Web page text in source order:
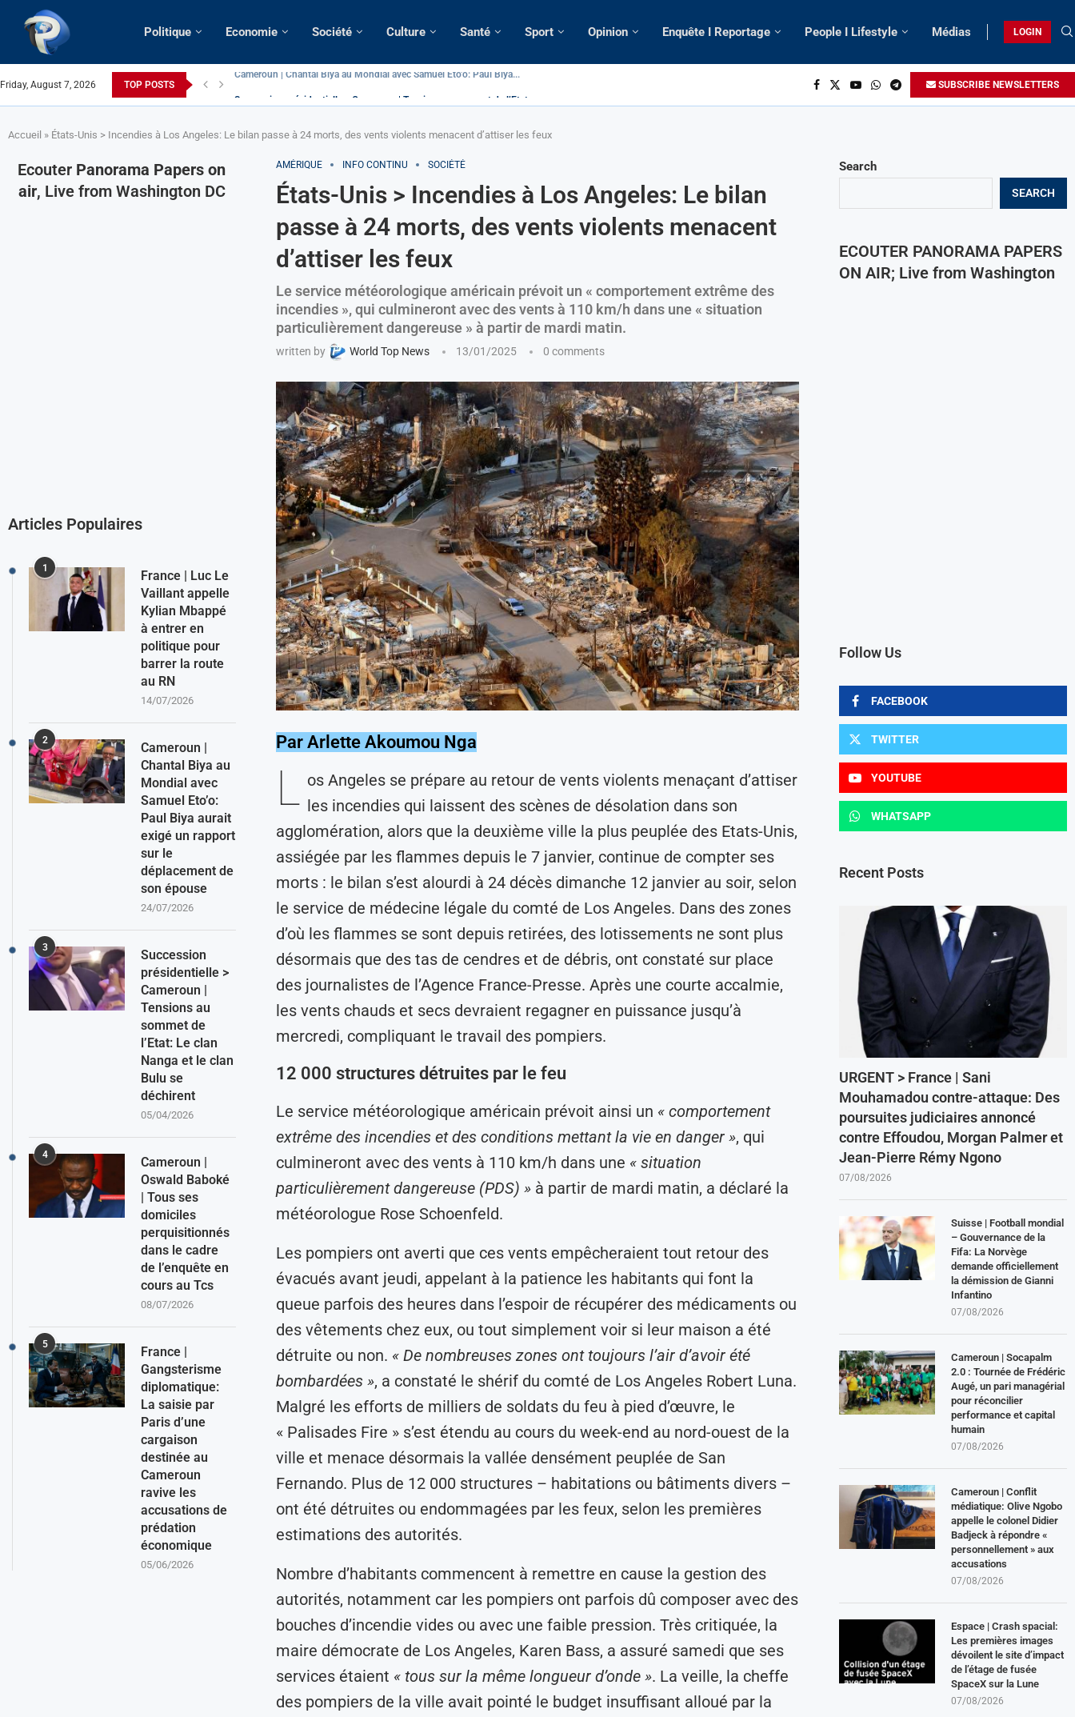
Politique Economie Société Culture Santé Sport Opinion Enquête I Reportage People I Lifestyle Médias LOGIN
Friday, August 7, 2026 TOP POSTS SUBSCRIBE NEWSLETTERS
Accueil » États-Unis > Incendies à Los Angeles: Le bilan passe à 24 morts, des vents violents menacent d’attiser les feux
AMÉRIQUE INFO CONTINU SOCIÉTÉ
États-Unis > Incendies à Los Angeles: Le bilan
passe à 24 morts, des vents violents menacent
d’attiser les feux
Le service météorologique américain prévoit un « comportement extrême des
incendies », qui culmineront avec des vents à 110 km/h dans une « situation
particulièrement dangereuse » à partir de mardi matin.
written by World Top News 13/01/2025 0 comments
Par Arlette Akoumou Nga
L os Angeles se prépare au retour de vents violents menaçant d’attiser
les incendies qui laissent des scènes de désolation dans son
agglomération, alors que la deuxième ville la plus peuplée des Etats-Unis,
assiégée par les flammes depuis le 7 janvier, continue de compter ses
morts : le bilan s’est alourdi à 24 décès dimanche 12 janvier au soir, selon
le service de médecine légale du comté de Los Angeles. Dans des zones
d’où les flammes se sont depuis retirées, des lotissements ne sont plus
désormais que des tas de cendres et de débris, ont constaté sur place
des journalistes de l’Agence France-Presse. Après une courte accalmie,
les vents chauds et secs devraient regagner en puissance jusqu’à
mercredi, compliquant le travail des pompiers.
12 000 structures détruites par le feu
Le service météorologique américain prévoit ainsi un « comportement
extrême des incendies et des conditions mettant la vie en danger », qui
culmineront avec des vents à 110 km/h dans une « situation
particulièrement dangereuse (PDS) »à partir de mardi matin, a déclaré la
météorologue Rose Schoenfeld.
Les pompiers ont averti que ces vents empêcheraient tout retour des
évacués avant jeudi, appelant à la patience les habitants qui font la
queue parfois des heures dans l’espoir de récupérer des médicaments ou
des vêtements chez eux, ou tout simplement voir si leur maison a été
détruite ou non. « De nombreuses zones ont toujours l’air d’avoir été
bombardées », a constaté le shérif du comté de Los Angeles Robert Luna.
Malgré les efforts de milliers de soldats du feu à pied d’œuvre, le
« Palisades Fire » s’est étendu au cours du week-end au nord-ouest de la
ville et menace désormais la vallée densément peuplée de San
Fernando. Plus de 12 000 structures – habitations ou bâtiments divers –
ont été détruites ou endommagées par les feux, selon les premières
estimations des autorités.
Nombre d’habitants commencent à remettre en cause la gestion des
autorités, notamment car les pompiers ont parfois dû composer avec des
bouches d’incendie vides ou avec une faible pression. Très critiquée, la
maire démocrate de Los Angeles, Karen Bass, a assuré samedi que ses
services étaient « tous sur la même longueur d’onde ». La veille, la cheffe
des pompiers de la ville avait pointé le budget insuffisant alloué par la
Search
SEARCH
ECOUTER PANORAMA PAPERS
ON AIR; Live from Washington
Follow Us
FACEBOOK
TWITTER
YOUTUBE
WHATSAPP
Recent Posts
URGENT > France | Sani
Mouhamadou contre-attaque: Des
poursuites judiciaires annoncé
contre Effoudou, Morgan Palmer et
Jean-Pierre Rémy Ngono
07/08/2026
Suisse | Football mondial
– Gouvernance de la
Fifa: La Norvège
demande officiellement
la démission de Gianni
Infantino
07/08/2026
Cameroun | Socapalm
2.0 : Tournée de Frédéric
Augé, un pari managérial
pour réconcilier
performance et capital
humain
07/08/2026
Cameroun | Conflit
médiatique: Olive Ngobo
appelle le colonel Didier
Badjeck à répondre «
personnellement » aux
accusations
07/08/2026
Espace | Crash spacial:
Les premières images
dévoilent le site d’impact
de l’étage de fusée
SpaceX sur la Lune
07/08/2026
Ecouter Panorama Papers on
air, Live from Washington DC
Articles Populaires
1
France | Luc Le
Vaillant appelle
Kylian Mbappé
à entrer en
politique pour
barrer la route
au RN
14/07/2026
2
Cameroun |
Chantal Biya au
Mondial avec
Samuel Eto’o:
Paul Biya aurait
exigé un rapport
sur le
déplacement de
son épouse
24/07/2026
3
Succession
présidentielle >
Cameroun |
Tensions au
sommet de
l’Etat: Le clan
Nanga et le clan
Bulu se
déchirent
05/04/2026
4
Cameroun |
Oswald Baboké
| Tous ses
domiciles
perquisitionnés
dans le cadre
de l’enquête en
cours au Tcs
08/07/2026
5
France |
Gangsterisme
diplomatique:
La saisie par
Paris d’une
cargaison
destinée au
Cameroun
ravive les
accusations de
prédation
économique
05/06/2026